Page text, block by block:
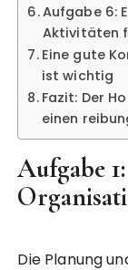
Aufgabe 6:
Aktivitäten
Eine gute
ist wichtig
Fazit: Der
einen
Aufgabe
Die Planung